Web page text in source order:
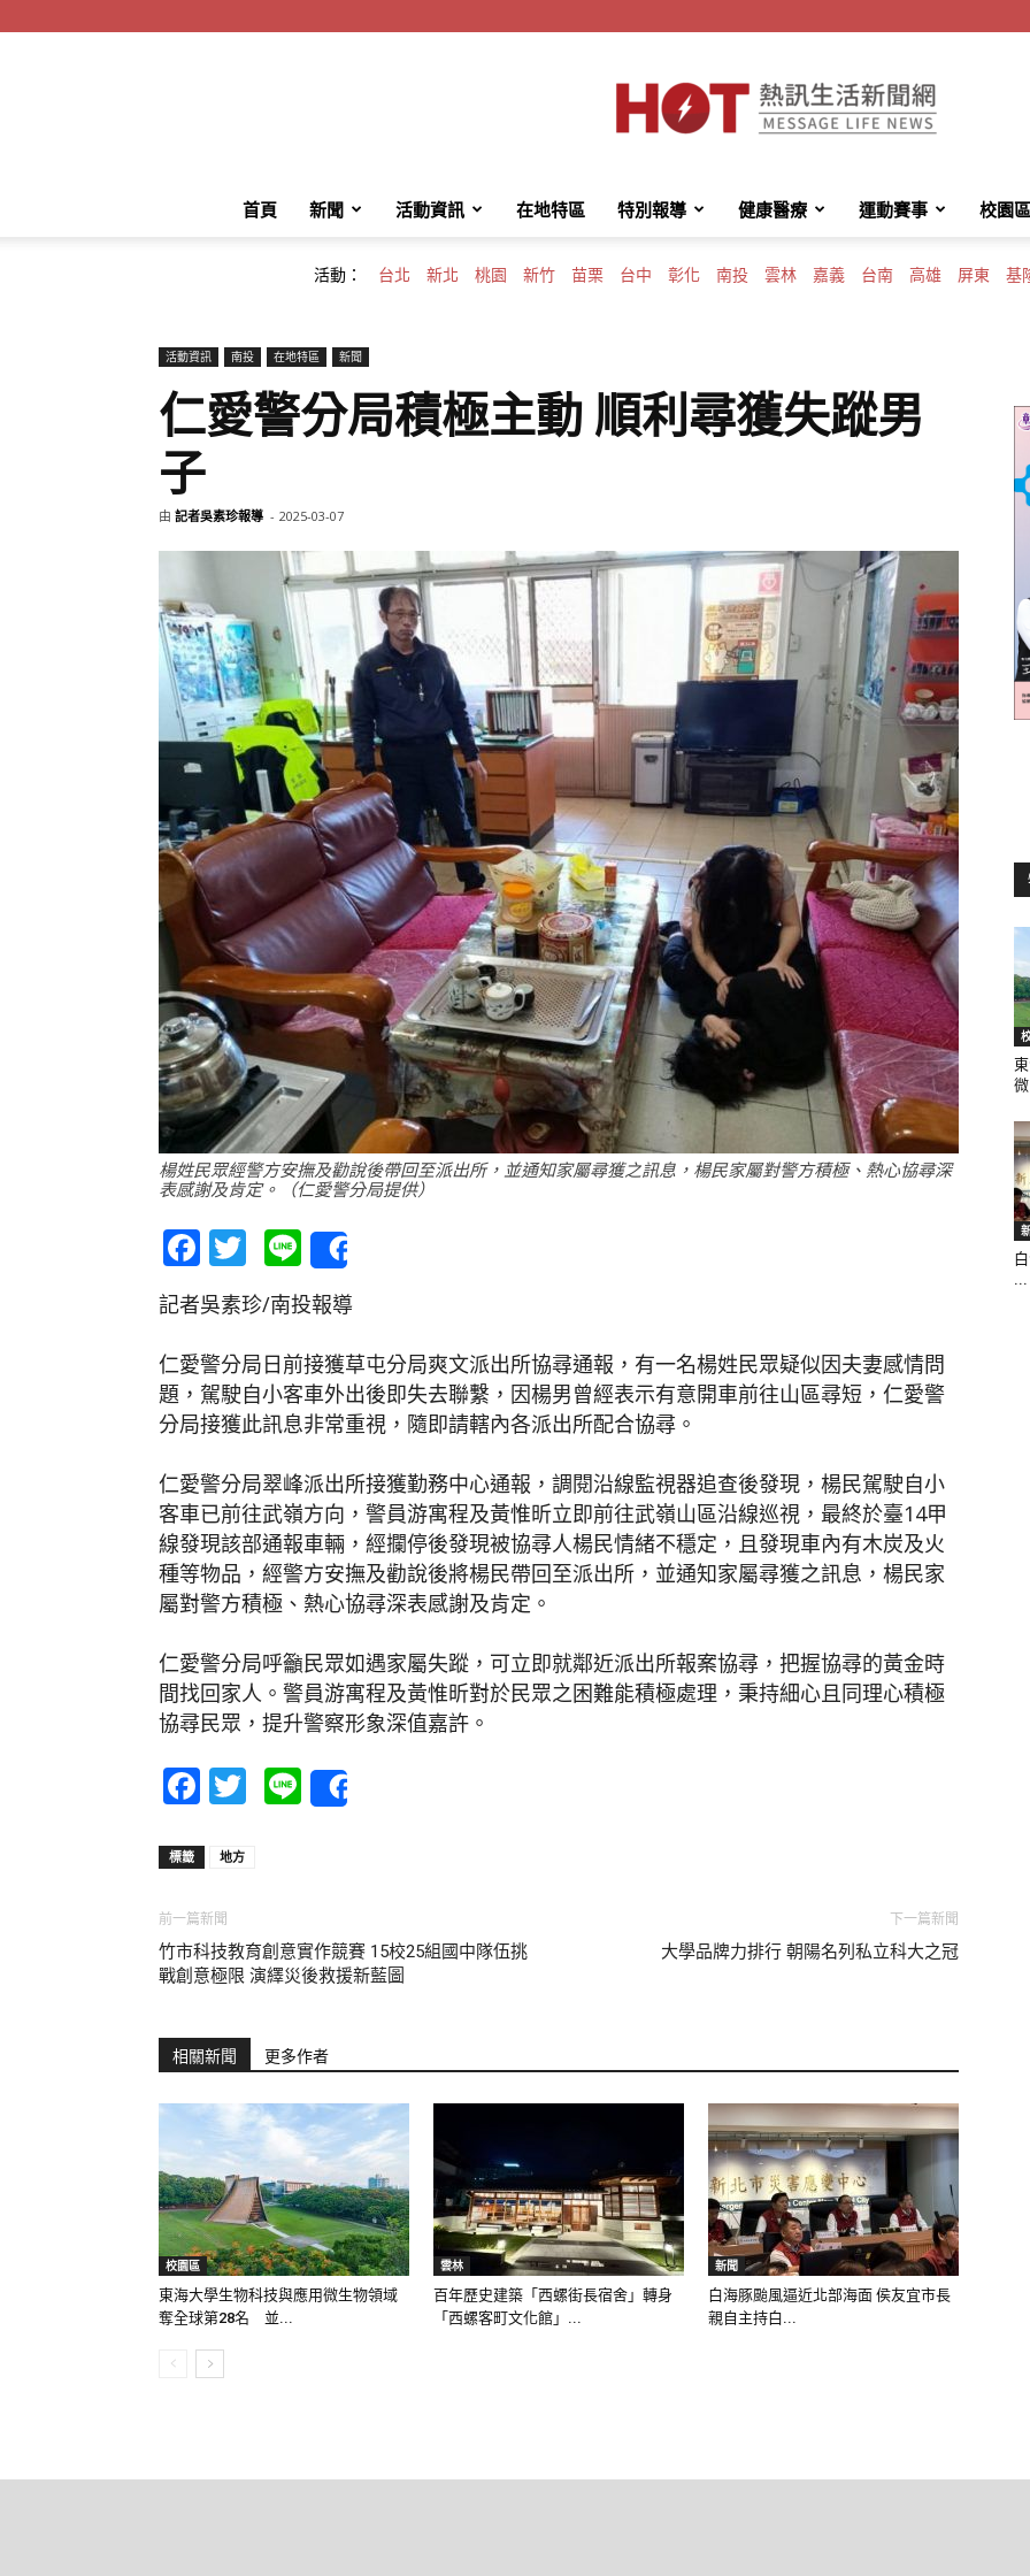
HotMessage
生
活
新
聞
首頁 新聞 活動資訊 在地特區 特別報導 健康醫療 運動賽事 校園區
活動： 台北 新北 桃園 新竹 苗栗 台中 彰化 南投 雲林 嘉義 台南 高雄 屏東 基
活動資訊 南投 在地特區 新聞
仁愛警分局積極主動 順利尋獲失蹤男
子
由 記者吳素珍報導 - 2025-03-07
楊姓民眾經警方安撫及勸說後帶回至派出所，並通知家屬尋獲之訊息，楊民家屬對警方積極、熱心協尋深
表感謝及肯定。（仁愛警分局提供）
Facebook
Twitter
Line
記者吳素珍/南投報導
仁愛警分局日前接獲草屯分局爽文派出所協尋通報，有一名楊姓民眾疑似因夫妻感情問
題，駕駛自小客車外出後即失去聯繫，因楊男曾經表示有意開車前往山區尋短，仁愛警
分局接獲此訊息非常重視，隨即請轄內各派出所配合協尋。
仁愛警分局翠峰派出所接獲勤務中心通報，調閱沿線監視器追查後發現，楊民駕駛自小
客車已前往武嶺方向，警員游寓程及黃惟昕立即前往武嶺山區沿線巡視，最終於臺14甲
線發現該部通報車輛，經攔停後發現被協尋人楊民情緒不穩定，且發現車內有木炭及火
種等物品，經警方安撫及勸說後將楊民帶回至派出所，並通知家屬尋獲之訊息，楊民家
屬對警方積極、熱心協尋深表感謝及肯定。
仁愛警分局呼籲民眾如遇家屬失蹤，可立即就鄰近派出所報案協尋，把握協尋的黃金時
間找回家人。警員游寓程及黃惟昕對於民眾之困難能積極處理，秉持細心且同理心積極
協尋民眾，提升警察形象深值嘉許。
Facebook
Twitter
Line
標籤 地方
前一篇新聞
竹市科技教育創意實作競賽 15校25組國中隊伍挑
戰創意極限 演繹災後救援新藍圖
下一篇新聞
大學品牌力排行 朝陽名列私立科大之冠
相關新聞 更多作者
校園區
東海大學生物科技與應用微生物領域
奪全球第28名 並...
雲林
百年歷史建築「西螺街長宿舍」轉身
「西螺客町文化館」...
新聞
白海豚颱風逼近北部海面 侯友宜市長
親自主持白...
...